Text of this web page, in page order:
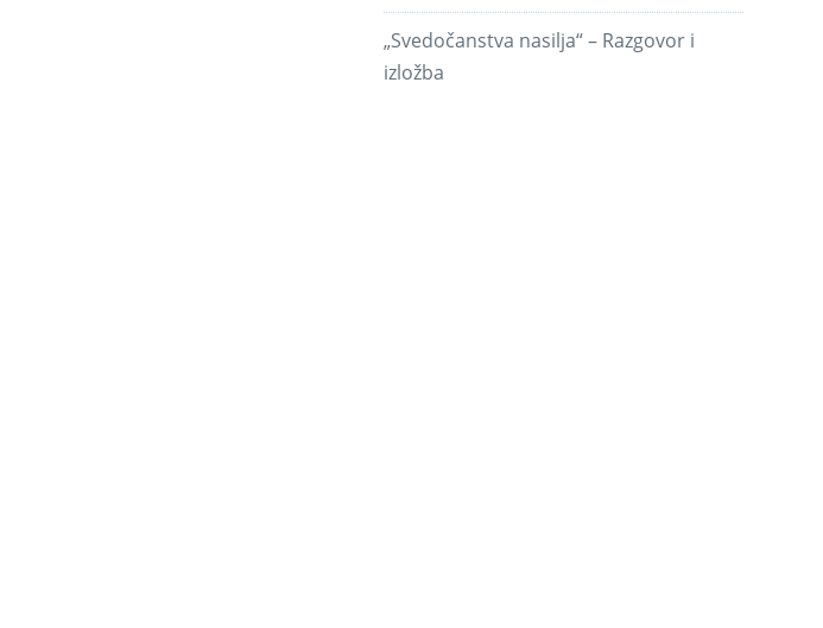
„Svedočanstva nasilja“ – Razgovor i
izložba